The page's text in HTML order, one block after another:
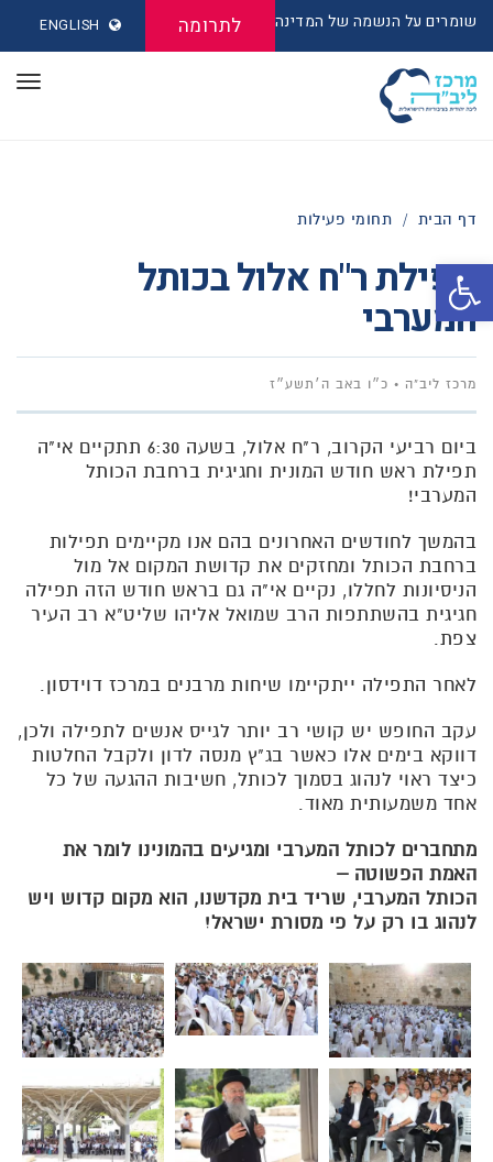
פתח סרגל נגישות
שומרים על הנשמה של המדינה לתרומה ENGLISH
דף הבית / תחומי פעילות
תפילת ר"ח אלול בכותל
המערבי
מרכז ליב"ה כ״ו באב ה׳תשע״ז
ביום רביעי הקרוב, ר"ח אלול, בשעה 6:30 תתקיים אי"ה
תפילת ראש חודש המונית וחגיגית ברחבת הכותל
המערבי!
בהמשך לחודשים האחרונים בהם אנו מקיימים תפילות
ברחבת הכותל ומחזקים את קדושת המקום אל מול
הניסיונות לחללו, נקיים אי"ה גם בראש חודש הזה תפילה
חגיגית בהשתתפות הרב שמואל אליהו שליט"א רב העיר
צפת.
לאחר התפילה ייתקיימו שיחות מרבנים במרכז דוידסון.
עקב החופש יש קושי רב יותר לגייס אנשים לתפילה ולכן,
דווקא בימים אלו כאשר בג"ץ מנסה לדון ולקבל החלטות
כיצד ראוי לנהוג בסמוך לכותל, חשיבות ההגעה של כל
אחד משמעותית מאוד.
מתחברים לכותל המערבי ומגיעים בהמונינו לומר את
האמת הפשוטה –
הכותל המערבי, שריד בית מקדשנו, הוא מקום קדוש ויש
לנהוג בו רק על פי מסורת ישראל!